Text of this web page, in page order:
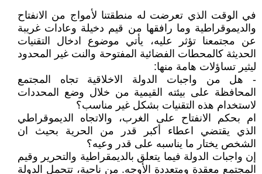
في الوقت الذي تعرضت له منطقتنا لأمواج من الانفتاح
والديموقراطية وما رافقها من قيم دخيلة وعادات غريبة
عن مجتمعنا تؤثر عليه، يأتي موضوع ادخال التقنيات
الحديثة كالمحطات الفضائية المفتوحة والنت غير المحدود
ليثير تساؤلات هامة منها:
- هل من واجبات الدولة الاخلاقية تجاه المجتمع
المحافظة على بيئته القيمية من خلال وضع المحددات
لاستخدام هذه التقنيات بشكل غير مناسب؟
ام بحكم الانفتاح على الغرب، والاتجاه الديموقراطي
الذي يقتضي اعطاء أكبر قدر من الحرية بحيث ان
الشخص يختار ما يناسبه على قدر وعيه؟
إن واجبات الدولة فيما يتعلق بالديمقراطية والتحرير وقيم
المجتمع معقدة ومتعددة الأوجه. من ناحية، تتحمل الدولة